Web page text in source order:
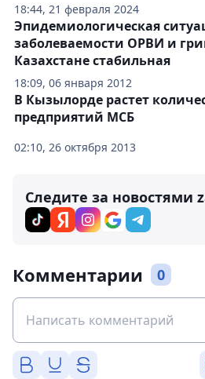
18:44, 21 февраля 2024
18:09, 06 января 2012
Эпидемиологическая
заболеваемости ОРВИ и
Казахстане стабильная
02:10, 26 октября 2013
В Кызылорде растет
предприятий МСБ
Следите за новостями
Комментарии 0